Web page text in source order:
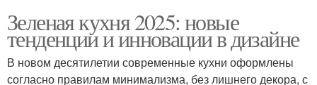
Зеленая кухня 2025: новые
тенденции и инновации в дизайне
В новом десятилетии современные кухни оформлены
согласно правилам минимализма, без лишнего декора, с